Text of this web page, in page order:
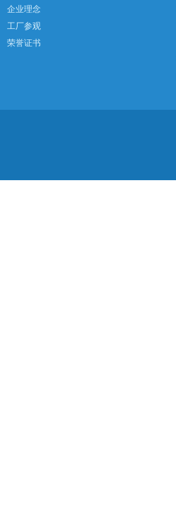
企业理念
工厂参观
荣誉证书